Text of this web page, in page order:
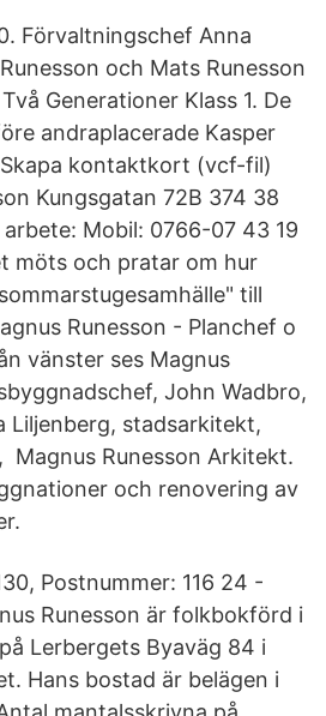
Förvaltningschef Anna
och Mats Runesson
Generationer Klass 1. De
andraplacerade Kasper
kontaktkort (vcf-fil)
Kungsgatan 72B 374 38
Mobil: 0766-07 43 19
möts och pratar om hur
till
Runesson - Planchef o
vänster ses Magnus
John Wadbro,
Liljenberg, stadsarkitekt,
Magnus Runesson Arkitekt.
och renovering av
Postnummer: 116 24 -
Runesson är folkbokförd i
Lerbergets Byaväg 84 i
Hans bostad är belägen i